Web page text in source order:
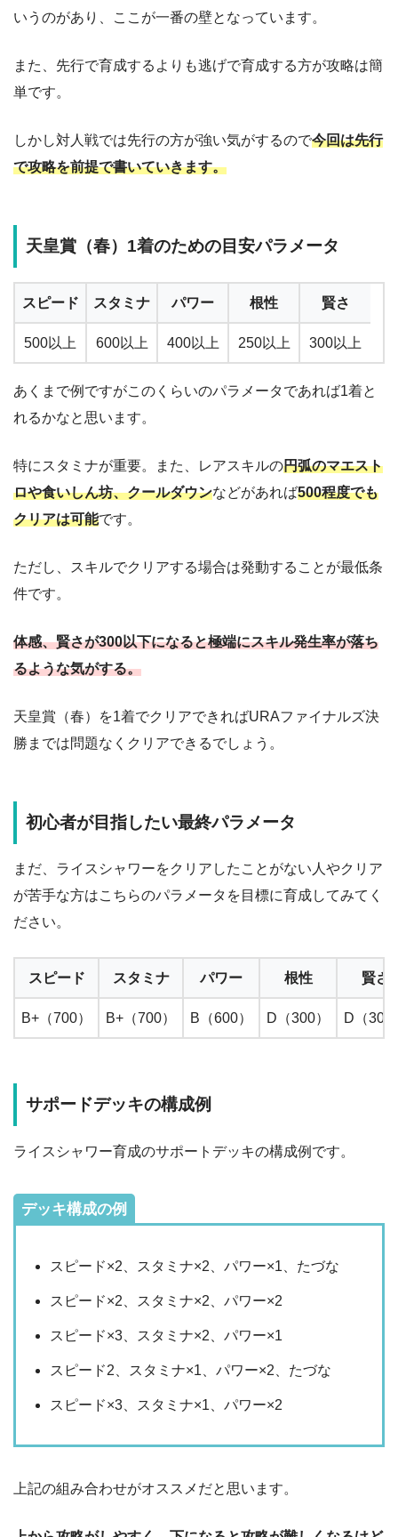
いうのがあり、ここが一番の壁となっています。
また、先行で育成するよりも逃げで育成する方が攻略は簡
単です。
しかし対人戦では先行の方が強い気がするので今回は先行
で攻略を前提で書いていきます。
天皇賞（春）1着のための目安パラメータ
スピード スタミナ パワー 根性 賢さ
500以上 600以上 400以上 250以上 300以上
あくまで例ですがこのくらいのパラメータであれば1着と
れるかなと思います。
特にスタミナが重要。また、レアスキルの円弧のマエスト
ロや食いしん坊、クールダウンなどがあれば500程度でも
クリアは可能です。
ただし、スキルでクリアする場合は発動することが最低条
件です。
体感、賢さが300以下になると極端にスキル発生率が落ち
るような気がする。
天皇賞（春）を1着でクリアできればURAファイナルズ決
勝までは問題なくクリアできるでしょう。
初心者が目指したい最終パラメータ
まだ、ライスシャワーをクリアしたことがない人やクリア
が苦手な方はこちらのパラメータを目標に育成してみてく
ださい。
スピード スタミナ パワー 根性 賢さ
B+（700） B+（700） B（600） D（300） D（300
サポードデッキの構成例
ライスシャワー育成のサポートデッキの構成例です。
デッキ構成の例
スピード×2、スタミナ×2、パワー×1、たづな
スピード×2、スタミナ×2、パワー×2
スピード×3、スタミナ×2、パワー×1
スピード2、スタミナ×1、パワー×2、たづな
スピード×3、スタミナ×1、パワー×2
上記の組み合わせがオススメだと思います。